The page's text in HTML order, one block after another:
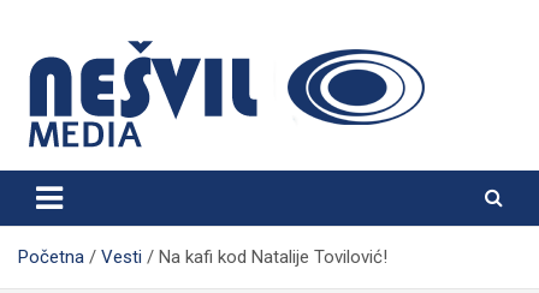
content
Nešvil Media Bogatić
Početna Vesti Na kafi kod Natalije Tovilović!